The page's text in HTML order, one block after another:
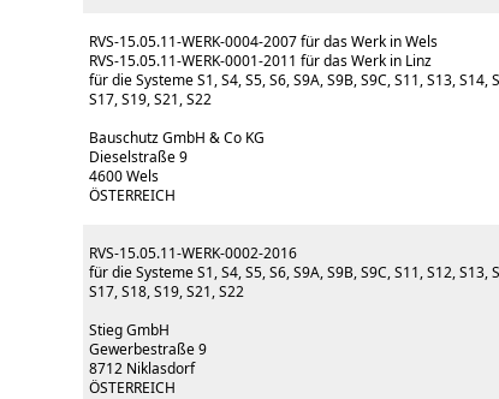
RVS-15.05.11-WERK-0004-2007 für das Werk in Wels
RVS-15.05.11-WERK-0001-2011 für das Werk in Linz
für die Systeme S1, S4, S5, S6, S9A, S9B, S9C, S11, S13, S14,
S17, S19, S21, S22
Bauschutz GmbH & Co KG
Dieselstraße 9
4600 Wels
ÖSTERREICH
RVS-15.05.11-WERK-0002-2016
für die Systeme S1, S4, S5, S6, S9A, S9B, S9C, S11, S12, S13,
S17, S18, S19, S21, S22
Stieg GmbH
Gewerbestraße 9
8712 Niklasdorf
ÖSTERREICH